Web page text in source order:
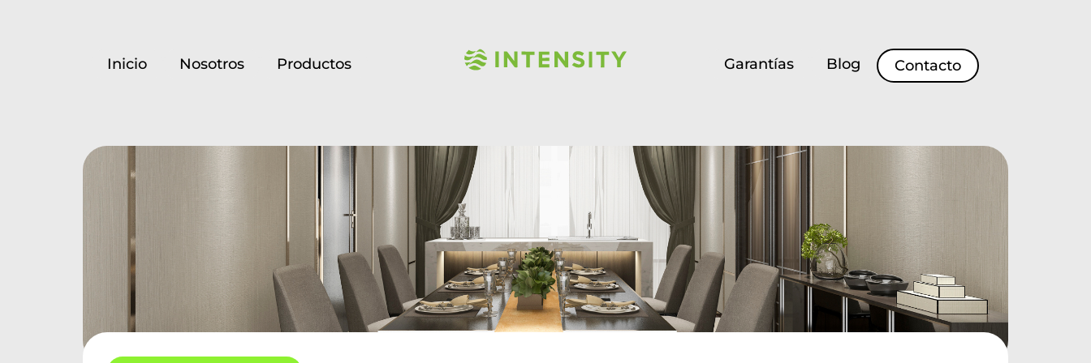
Inicio Nosotros Productos Garantías Blog Contacto